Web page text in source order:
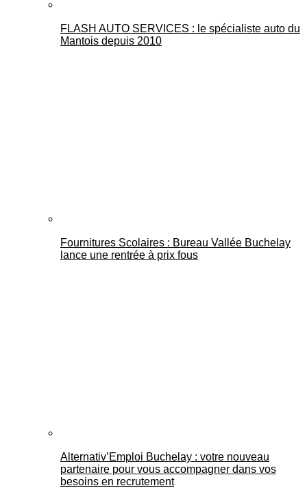
FLASH AUTO SERVICES : le spécialiste auto du
Mantois depuis 2010
Fournitures Scolaires : Bureau Vallée Buchelay
lance une rentrée à prix fous
Alternativ’Emploi Buchelay : votre nouveau
partenaire pour vous accompagner dans vos
besoins en recrutement